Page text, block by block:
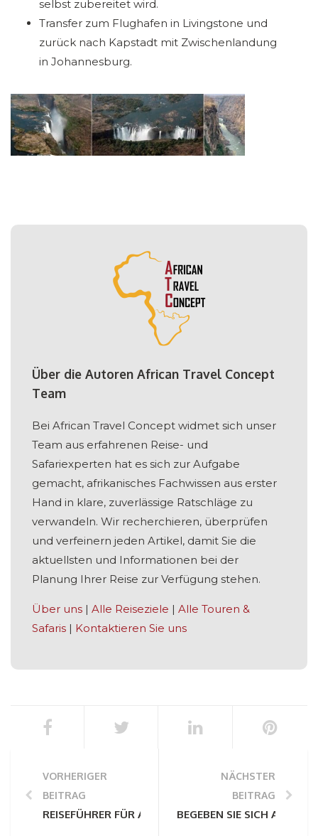
selbst zubereitet wird.
Transfer zum Flughafen in Livingstone und
zurück nach Kapstadt mit Zwischenlandung
in Johannesburg.
Über die Autoren African Travel Concept
Team
Bei African Travel Concept widmet sich unser
Team aus erfahrenen Reise- und
Safariexperten hat es sich zur Aufgabe
gemacht, afrikanisches Fachwissen aus erster
Hand in klare, zuverlässige Ratschläge zu
verwandeln. Wir recherchieren, überprüfen
und verfeinern jeden Artikel, damit Sie die
aktuellsten und Informationen bei der
Planung Ihrer Reise zur Verfügung stehen.
Über uns | Alle Reiseziele | Alle Touren &
Safaris | Kontaktieren Sie uns
VORHERIGER
BEITRAG
REISEFÜHRER FÜR ALLEINREISENDE: SELBSTFAHRER-
NÄCHSTER
BEITRAG
BEGEBEN SIE SICH AUF